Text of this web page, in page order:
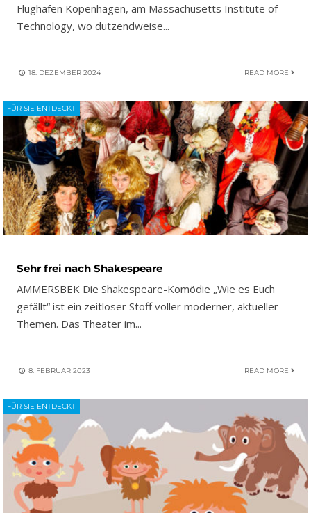
Flughafen Kopenhagen, am Massachusetts Institute of
Technology, wo dutzendweise...
18. DEZEMBER 2024 READ MORE
FÜR SIE ENTDECKT
Sehr frei nach Shakespeare
AMMERSBEK Die Shakespeare-Komödie „Wie es Euch
gefällt“ ist ein zeitloser Stoff voller moderner, aktueller
Themen. Das Theater im...
8. FEBRUAR 2023 READ MORE
FÜR SIE ENTDECKT